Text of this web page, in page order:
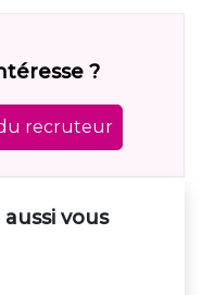
?
recruteur
vous